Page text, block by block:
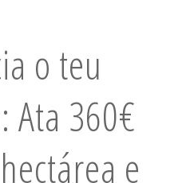
o teu
Ata 360€
e